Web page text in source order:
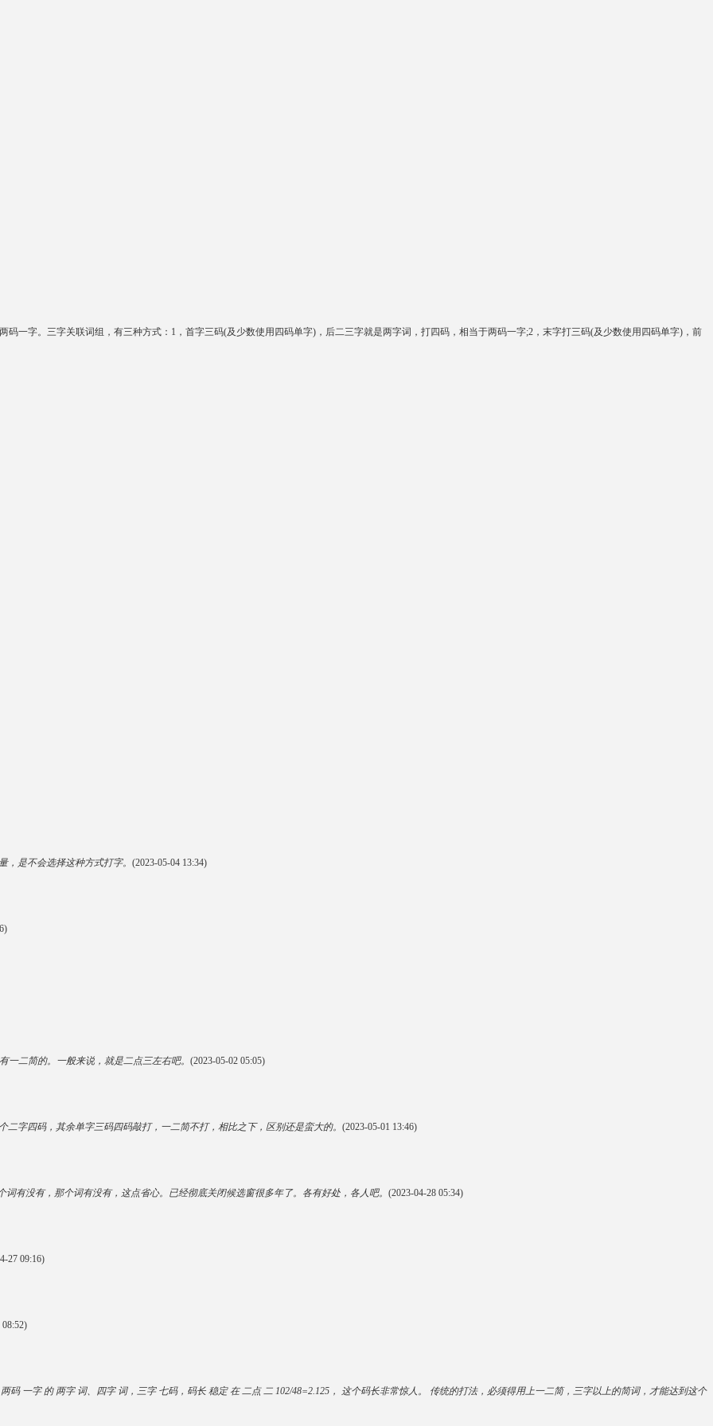
一字。三字关联词组，有三种方式：1，首字三码(及少数使用四码单字)，后二三字就是两字词，打四码，相当于两码一字;2，末字打三码(及少数使用四码单字)，前
是不会选择这种方式打字。 (2023-05-04 13:34)
二简的。一般来说，就是二点三左右吧。 (2023-05-02 05:05)
字四码，其余单字三码四码敲打，一二简不打，相比之下，区别还是蛮大的。 (2023-05-01 13:46)
有没有，那个词有没有，这点省心。已经彻底关闭候选窗很多年了。各有好处，各人吧。 (2023-04-28 05:34)
27 09:16)
08:52)
码 一字 的 两字 词、四字 词，三字 七码，码长 稳定 在 二点 二 102/48=2.125， 这个码长非常惊人。 传统的打法，必须得用上一二简，三字以上的简词，才能达到这个